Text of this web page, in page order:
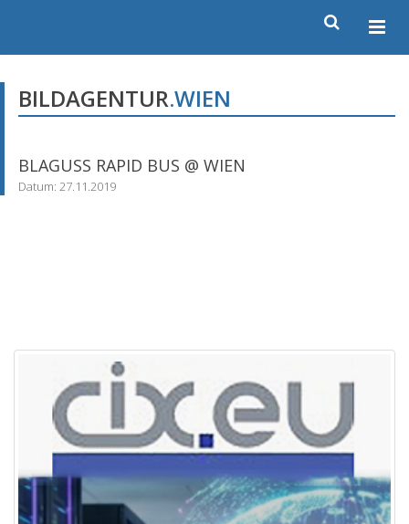
BILDAGENTUR.WIEN
BLAGUSS RAPID BUS @ WIEN
Datum: 27.11.2019